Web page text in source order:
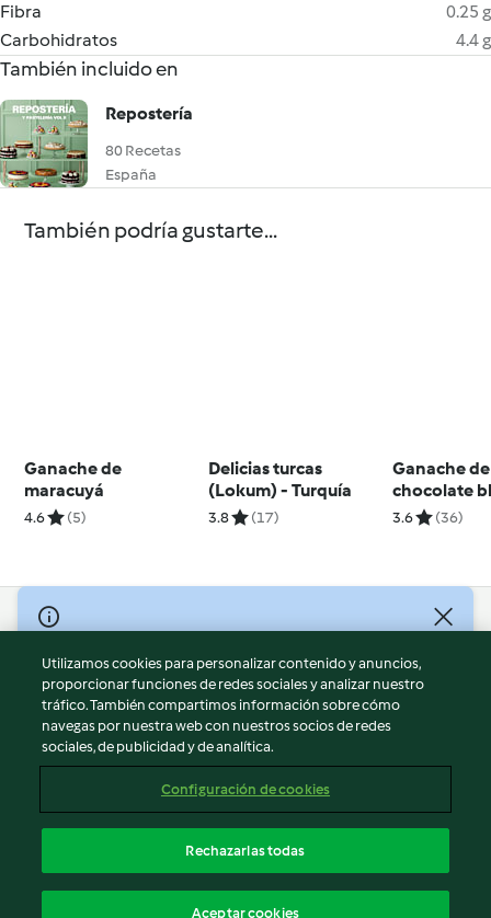
Fibra
0.25 g
Carbohidratos
4.4 g
También incluido en
Repostería
80 Recetas
España
También podría gustarte...
Ganache de
maracuyá
4.6 (5)
Delicias turcas
(Lokum) - Turquía
3.8 (17)
Ganache de
chocolate
3.6 (36)
© Copyright 2026
Términos de uso
Política de privacidad
Aviso legal
Información legal
Reportar contenido
Declaración de accesibilidad
Utilizamos cookies para personalizar contenido y anuncios,
proporcionar funciones de redes sociales y analizar nuestro
tráfico. También compartimos información sobre cómo
navegas por nuestra web con nuestros socios de redes
sociales, de publicidad y de analítica.
Configuración de cookies
Rechazarlas todas
Aceptar cookies